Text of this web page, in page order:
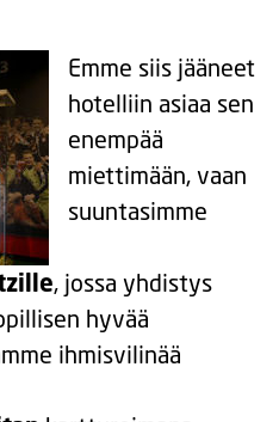
Emme siis jääneet
hotelliin asiaa sen
enempää
miettimään, vaan
suuntasimme
, jossa yhdistys
hyvää
ihmisvilinää